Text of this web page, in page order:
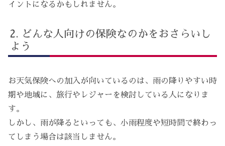
イントになるかもしれません。
どんな人向けの保険なのかをおさらいし
よう
お天気保険への加入が向いているのは、雨の降りやすい時
期や地域に、旅行やレジャーを検討している人になりま
す。
しかし、雨が降るといっても、小雨程度や短時間で終わっ
てしまう場合は該当しません。